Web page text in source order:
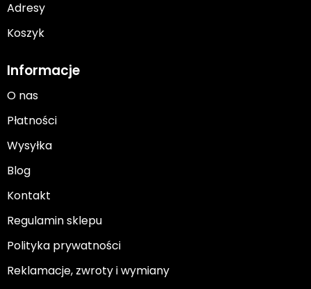
Adresy
Koszyk
Informacje
O nas
Płatności
Wysyłka
Blog
Kontakt
Regulamin sklepu
Polityka prywatności
Reklamacje, zwroty i wymiany